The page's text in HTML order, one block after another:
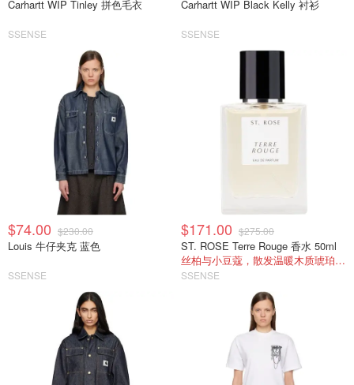
Carhartt WIP Tinley 拼色毛衣
SSENSE
Carhartt WIP Black Kelly 衬衫
SSENSE
$74.00 $230.00
Louis 牛仔夹克 蓝色
SSENSE
$171.00 $275.00
ST. ROSE Terre Rouge 香水 50ml
丝柏与小豆蔻，散发温暖木质琥珀香。
SSENSE